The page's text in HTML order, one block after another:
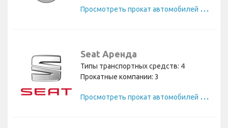
П
росмотреть прокат автомобилей Volvo
Seat Аренда
Типы транспортных средств: 4
Прокатные компании: 3
П
росмотреть прокат автомобилей Seat